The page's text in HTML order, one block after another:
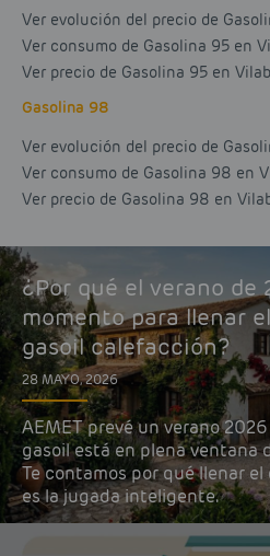
Ver evolución del precio de
Ver consumo de Gasolina 95 en
Ver precio de Gasolina 95 en
Gasolina 98
Ver evolución del precio de
Ver consumo de Gasolina 98 en
Ver precio de Gasolina 98 en
¿Por qué el verano de
momento para llenar
gasoil calefacción?
28 MAYO, 2026
AEMET prevé un verano
gasoil está en plena ventana
Te contamos por qué llenar
es la jugada inteligente.